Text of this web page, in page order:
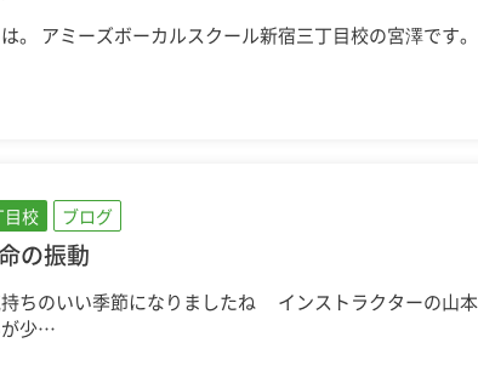
。 アミーズボーカルスクール新宿三丁目校の宮澤です
目校 ブログ
の振動
持ちのいい季節になりましたね インストラクターの
が少…